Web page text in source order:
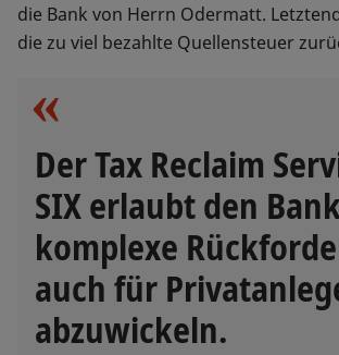
die Bank von Herrn Odermatt.
die zu viel bezahlte Quellensteuer
Der Tax Reclaim
SIX erlaubt den
komplexe
auch für
abzuwickeln.